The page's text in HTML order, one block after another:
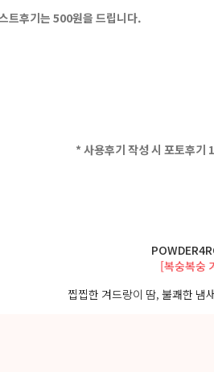
트후기는 500원을 드립니다.
* 사용후기 작성 시 포토후기
[복숭복숭
찝찝한 겨드랑이 땀, 불쾌한 냄